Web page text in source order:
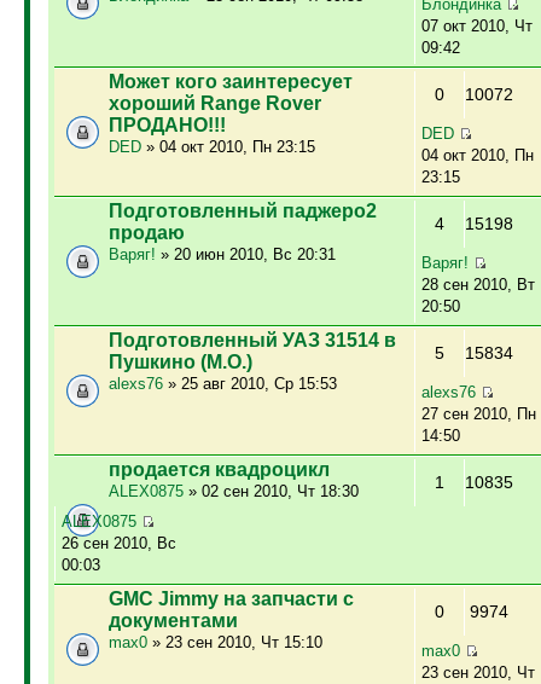
Блондинка
07 окт 2010, Чт
09:42
Может кого заинтересует
хороший Range Rover
ПРОДАНО!!!
DED» 04 окт 2010, Пн 23:15
0 10072
DED
04 окт 2010, Пн
23:15
Подготовленный паджеро2
продаю
Варяг! » 20 июн 2010, Вс 20:31
4 15198
Варяг!
28 сен 2010, Вт
20:50
Подготовленный УАЗ 31514 в
Пушкино (М.О.)
alexs76» 25 авг 2010, Ср 15:53
5 15834
alexs76
27 сен 2010, Пн
14:50
продается квадроцикл
ALEX0875» 02 сен 2010, Чт 18:30 1 10835
ALEX0875
26 сен 2010, Вс
00:03
GMC Jimmy на запчасти с
документами
max0» 23 сен 2010, Чт 15:10
0 9974
max0
23 сен 2010, Чт